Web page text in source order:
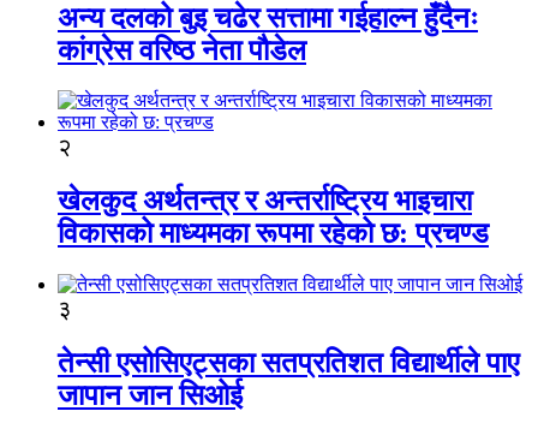
अन्य दलको बुइ चढेर सत्तामा गईहाल्न हुँदैनः
कांग्रेस वरिष्ठ नेता पौडेल
२
खेलकुद अर्थतन्त्र र अन्तर्राष्ट्रिय भाइचारा
विकासको माध्यमका रूपमा रहेको छ: प्रचण्ड
३
तेन्सी एसोसिएट्सका सतप्रतिशत विद्यार्थीले पाए
जापान जान सिओई